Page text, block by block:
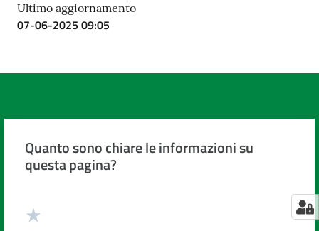
Ultimo aggiornamento
07-06-2025 09:05
Quanto sono chiare le informazioni su
questa pagina?